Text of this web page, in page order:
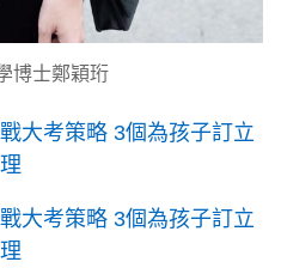
博士鄭穎珩
大考策略 3個為孩子訂立
大考策略 3個為孩子訂立